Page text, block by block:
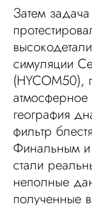
Затем
симуляции
(HYCOM50),
география
фильтр
Финальным
стали
неполные
полученные